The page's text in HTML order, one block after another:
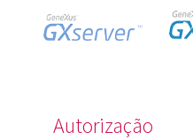
Autorização